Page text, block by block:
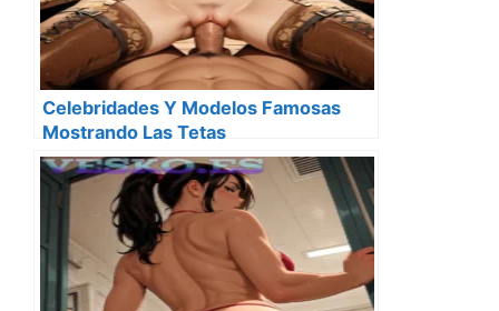
Celebridades Y Modelos Famosas
Mostrando Las Tetas